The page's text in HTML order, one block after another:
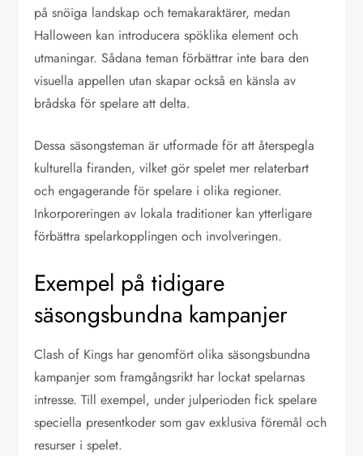
på snöiga landskap och temakaraktärer, medan
Halloween kan introducera spöklika element och
utmaningar. Sådana teman förbättrar inte bara den
visuella appellen utan skapar också en känsla av
brådska för spelare att delta.
Dessa säsongsteman är utformade för att återspegla
kulturella firanden, vilket gör spelet mer relaterbart
och engagerande för spelare i olika regioner.
Inkorporeringen av lokala traditioner kan ytterligare
förbättra spelarkopplingen och involveringen.
Exempel på tidigare
säsongsbundna kampanjer
Clash of Kings har genomfört olika säsongsbundna
kampanjer som framgångsrikt har lockat spelarnas
intresse. Till exempel, under julperioden fick spelare
speciella presentkoder som gav exklusiva föremål och
resurser i spelet.